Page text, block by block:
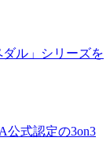
ル」シリーズを
公式認定の3on3